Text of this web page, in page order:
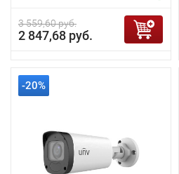
3 559,60 руб.
2 847,68 руб.
-20%